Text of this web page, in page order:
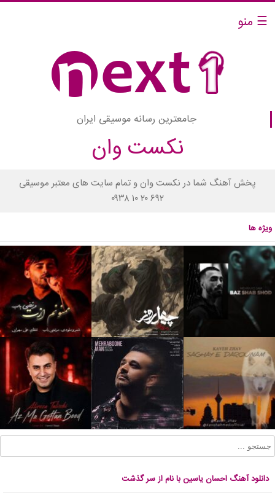
☰ منو
جامعترین رسانه موسیقی ایران
نکست وان
پخش آهنگ شما در نکست وان و تمام سایت های معتبر موسیقی
۰۹۳۸ ۱۰ ۲۰ ۶۹۲
ویژه ها
دانلود آهنگ احسان یاسین با نام از سر گذشت